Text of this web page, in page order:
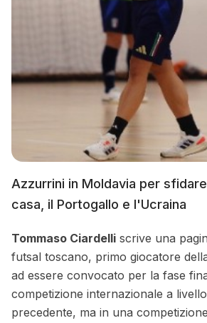
Azzurrini in Moldavia per
casa, il Portogallo e l'Ucraina
Tommaso Ciardelli scrive una
futsal toscano, primo giocatore
ad essere convocato per la fase
competizione internazionale a
precedente, ma in una